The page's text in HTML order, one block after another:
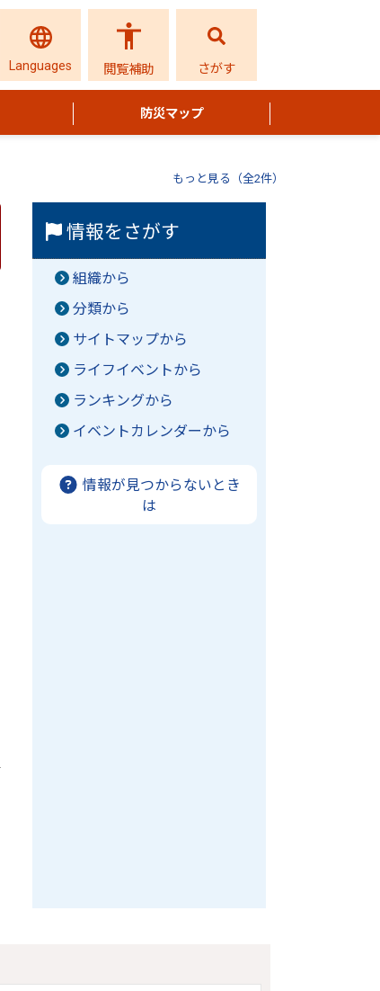
Languages 閲覧補助 さがす
防災マップ
もっと見る（全2件）
情報をさがす
組織から
分類から
サイトマップから
ライフイベントから
ランキングから
イベントカレンダーから
情報が見つからないとき
は